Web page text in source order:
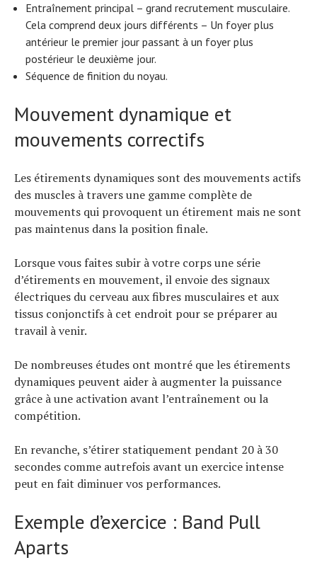
Entraînement principal – grand recrutement musculaire.
Cela comprend deux jours différents – Un foyer plus
antérieur le premier jour passant à un foyer plus
postérieur le deuxième jour.
Séquence de finition du noyau.
Mouvement dynamique et
mouvements correctifs
Les étirements dynamiques sont des mouvements actifs
des muscles à travers une gamme complète de
mouvements qui provoquent un étirement mais ne sont
pas maintenus dans la position finale.
Lorsque vous faites subir à votre corps une série
d’étirements en mouvement, il envoie des signaux
électriques du cerveau aux fibres musculaires et aux
tissus conjonctifs à cet endroit pour se préparer au
travail à venir.
De nombreuses études ont montré que les étirements
dynamiques peuvent aider à augmenter la puissance
grâce à une activation avant l’entraînement ou la
compétition.
En revanche, s’étirer statiquement pendant 20 à 30
secondes comme autrefois avant un exercice intense
peut en fait diminuer vos performances.
Exemple d’exercice : Band Pull
Aparts